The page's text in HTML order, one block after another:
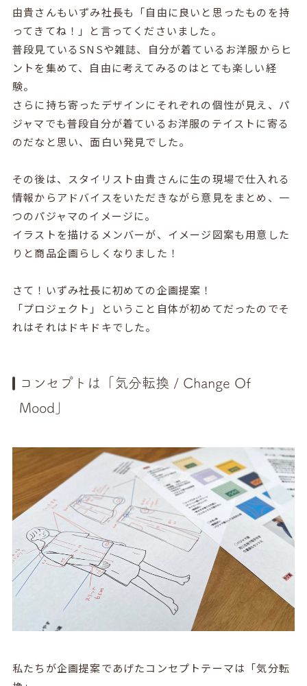
由貴さんもいずみ社長も「自由に良いと思ったものを持
ってきてね！」と言ってくださいました。
普段見ているSNSや雑誌、自分が着ているお洋服からヒ
ントを集めて、自由に考えてみるのはとても楽しい経
験。
さらに持ち寄ったデザインにそれぞれの個性が見え、パ
ジャマでも普段自分が着ているお洋服のテイストに寄る
のだなと思い、面白い発見でした。
その後は、スタイリスト由貴さんに生の現場で仕入れる
情報からアドバイスをいただきながら意見をまとめ、一
つのパジャマのイメージに。
イラストを描けるメンバーが、イメージ図案も用意した
りと商品企画らしくなりました！
さて！いずみ社長に初めての企画提案！
「プロジェクト」ということ自体が初めてだったのでそ
れはそれはドキドキでした。
コンセプトは「気分転換 / Change Of
Mood」
私たちが企画提案であげたコンセプトテーマは「気分転